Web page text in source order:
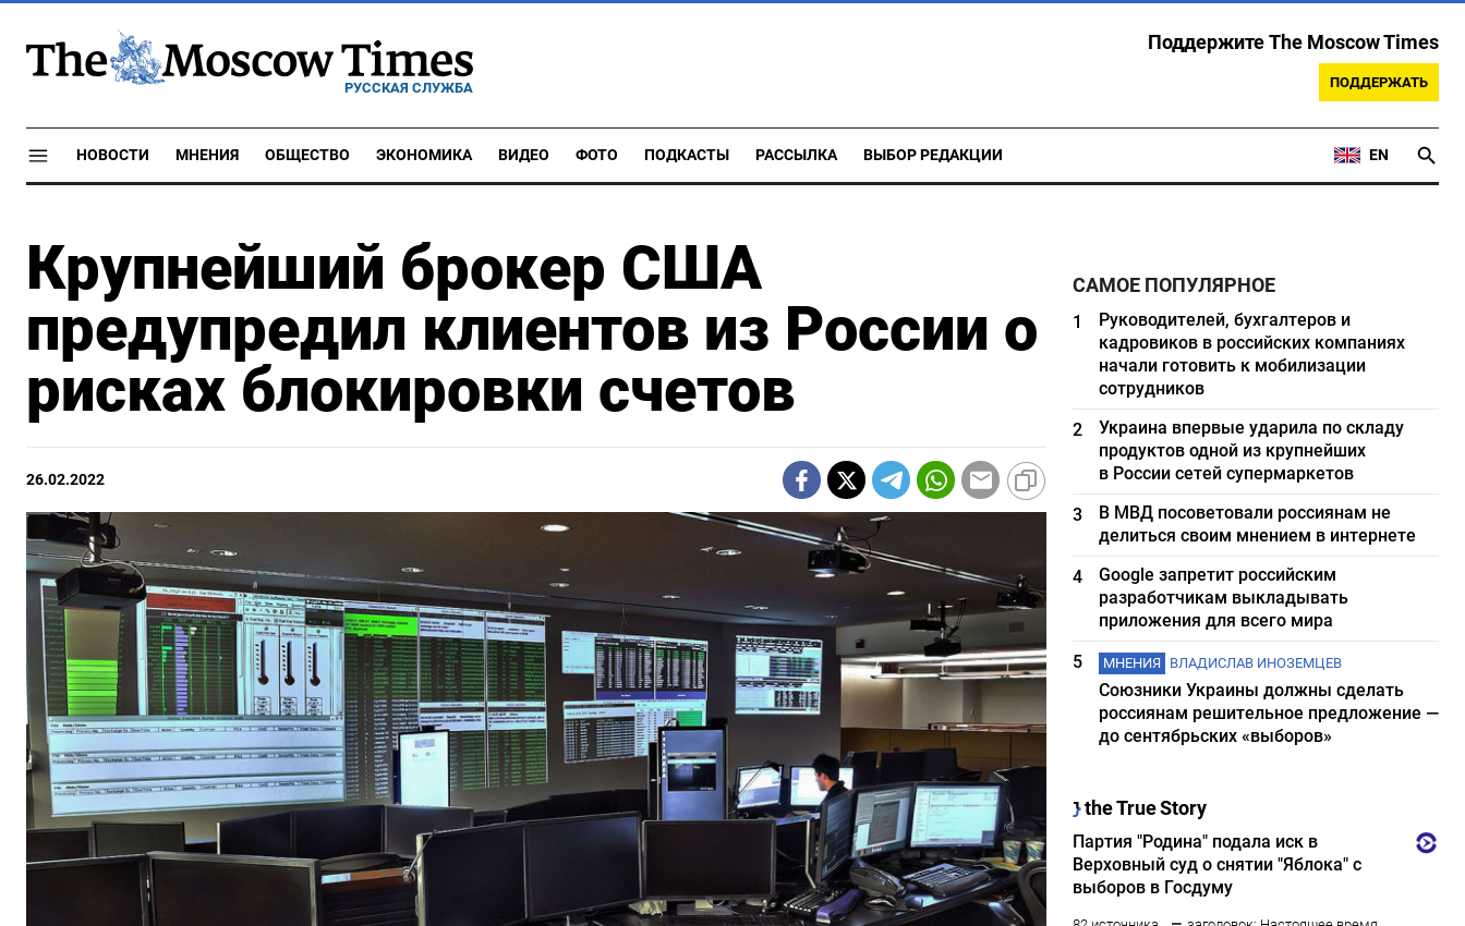
РУССКАЯ СЛУЖБА
Поддержите The Moscow Times
ПОДДЕРЖАТЬ
НОВОСТИ МНЕНИЯ ОБЩЕСТВО ЭКОНОМИКА ВИДЕО ФОТО ПОДКАСТЫ РАССЫЛКА ВЫБОР РЕДАКЦИИ EN
Крупнейший брокер США
предупредил клиентов из России о
рисках блокировки счетов
26.02.2022
САМОЕ ПОПУЛЯРНОЕ
1
Руководителей, бухгалтеров и
кадровиков в российских компаниях
начали готовить к мобилизации
сотрудников
2
Украина впервые ударила по складу
продуктов одной из крупнейших
в России сетей супермаркетов
3
В МВД посоветовали россиянам не
делиться своим мнением в интернете
4
Google запретит российским
разработчикам выкладывать
приложения для всего мира
5
МНЕНИЯ ВЛАДИСЛАВ ИНОЗЕМЦЕВ
Союзники Украины должны сделать
россиянам решительное предложение —
до сентябрьских «выборов»